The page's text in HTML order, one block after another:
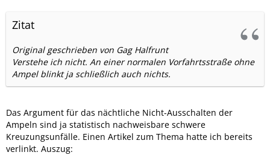
Zitat
Original geschrieben von Gag Halfrunt
Verstehe ich nicht. An einer normalen Vorfahrtsstraße ohne
Ampel blinkt ja schließlich auch nichts.
Das Argument für das nächtliche Nicht-Ausschalten der
Ampeln sind ja statistisch nachweisbare schwere
Kreuzungsunfälle. Einen Artikel zum Thema hatte ich bereits
verlinkt. Auszug: